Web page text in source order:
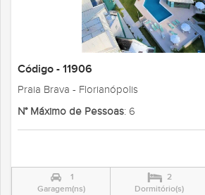
Código - 11906
Praia Brava - Florianópolis
N° Máximo de Pessoas: 6
1
Garagem(ns)
2
Dormitório(s)